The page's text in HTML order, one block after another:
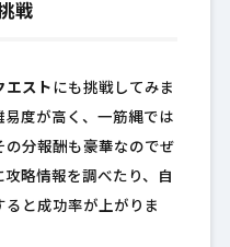
戦
エスト にも挑戦してみま
易度が高く、一筋縄では
の分報酬も豪華なのでぜ
略情報を調べたり、自
と成功率が上がりま